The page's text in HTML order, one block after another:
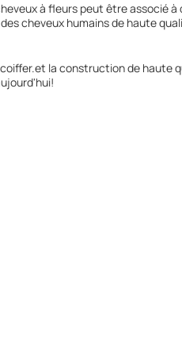
à fleurs peut être associé
cheveux humains de haute
la construction de haute